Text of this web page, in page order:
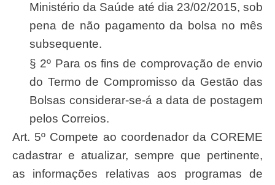
Ministério da Saúde até dia 23/02/2015, sob
pena de não pagamento da bolsa no mês
subsequente.
§ 2º Para os fins de comprovação de envio
do Termo de Compromisso da Gestão das
Bolsas considerar-se-á a data de postagem
pelos Correios.
Art. 5º Compete ao coordenador da COREME
cadastrar e atualizar, sempre que pertinente,
as informações relativas aos programas de